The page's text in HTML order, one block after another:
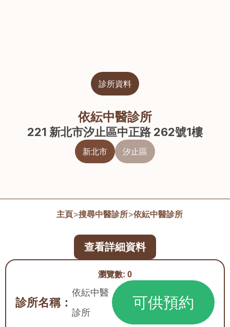
診所資料
依紜中醫診所
221 新北市汐止區中正路 262號1樓
新北市 汐止區
主頁>搜尋中醫診所>依紜中醫診所
瀏覽數: 0
診所名稱：
依紜中醫
診所
可供預約
查看詳細資料